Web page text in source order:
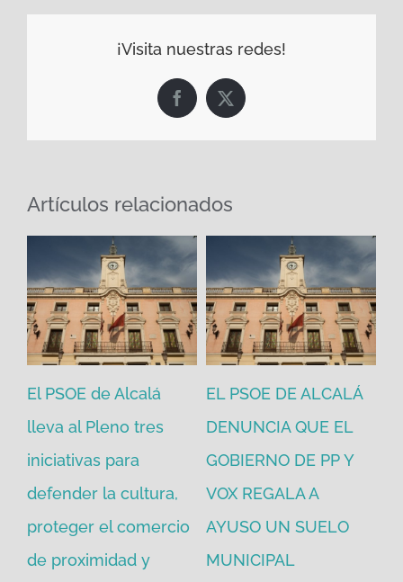
¡Visita nuestras redes!
Facebook
X
Artículos relacionados
El PSOE de Alcalá
lleva al Pleno tres
iniciativas para
defender la cultura,
proteger el comercio
de proximidad y
EL PSOE DE ALCALÁ
DENUNCIA QUE EL
GOBIERNO DE PP Y
VOX REGALA A
AYUSO UN SUELO
MUNICIPAL